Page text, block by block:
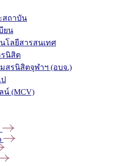
สถาบัน
ยน
โลยีสารสนเทศ
นิสิต
สรนิสิตจุฬาฯ (อบจ.)
น์ (MCV)